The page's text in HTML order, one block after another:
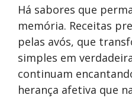
Há sabores que
memória. Receitas
pelas avós, que
simples em
continuam
herança afetiva que